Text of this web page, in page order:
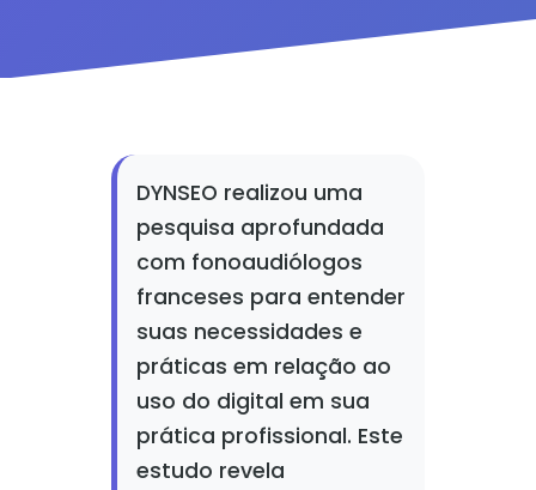
DYNSEO realizou uma
pesquisa aprofundada
com fonoaudiólogos
franceses para entender
suas necessidades e
práticas em relação ao
uso do digital em sua
prática profissional. Este
estudo revela